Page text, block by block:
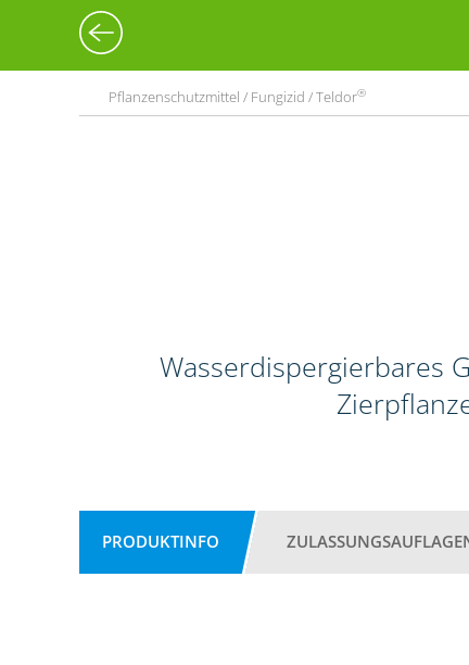
Pflanzenschutzmittel / Fungizid / Teldor®
Wasserdispergierbares
PRODUKTINFO